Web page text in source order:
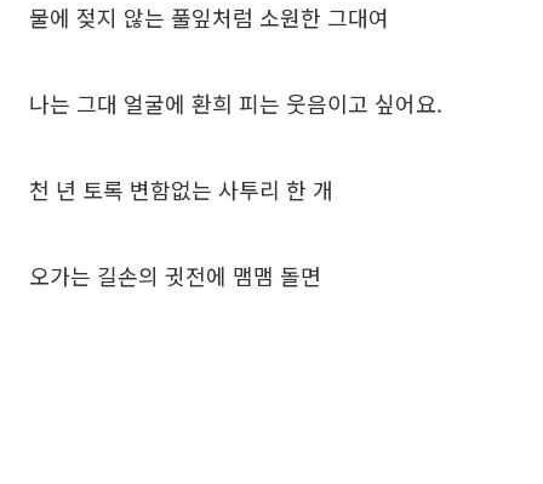
물에 젖지 않는 풀잎처럼 소원한 그대여
나는 그대 얼굴에 환희 피는 웃음이고 싶어요.
천 년 토록 변함없는 사투리 한 개
오가는 길손의 귓전에 맴맴 돌면